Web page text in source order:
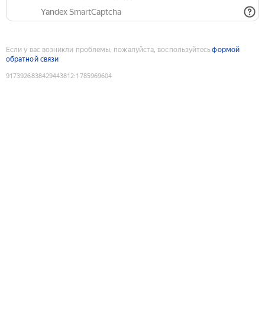
Yandex SmartCaptcha
Если у вас возникли проблемы, пожалуйста, воспользуйтесьформой
обратной связи
9173926838429443812:1785969604